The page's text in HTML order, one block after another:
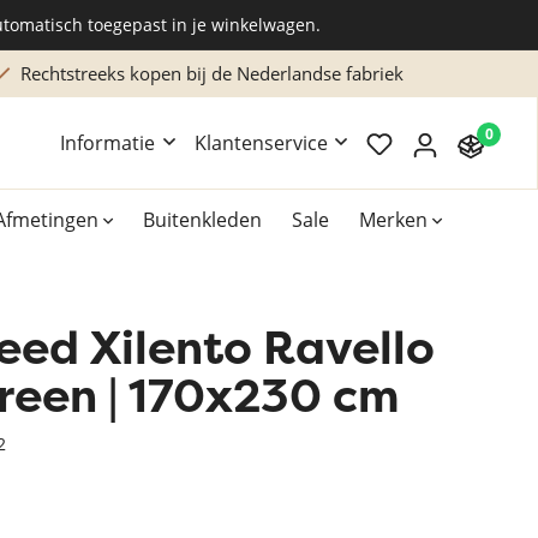
toegepast in je winkelwagen.
Rechtstreeks kopen bij de Nederlandse fabriek
Informatie Klantenservice 0
Buitenkleden Sale Merken
Overig
Accessoires
Xilento vloerkleden
Xilento Ravello
| 170x230 cm